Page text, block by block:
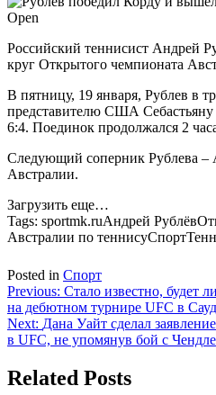
Российский теннисист Андрей
круг Открытого чемпионата
В пятницу, 19 января, Рублев в
представителю США Себастьяну
6:4. Поединок продолжался 2
Следующий соперник Рублева –
Австралии.
Загрузить еще…
Tags: sportmk.ruАндрей
Австралии по
Posted in Спорт
Навигация
по
записям
Previous: Стало известно, будет
на дебютном турнире UFC в
Next: Дана Уайт сделал
в UFC, не упомянув бой с
Related Posts